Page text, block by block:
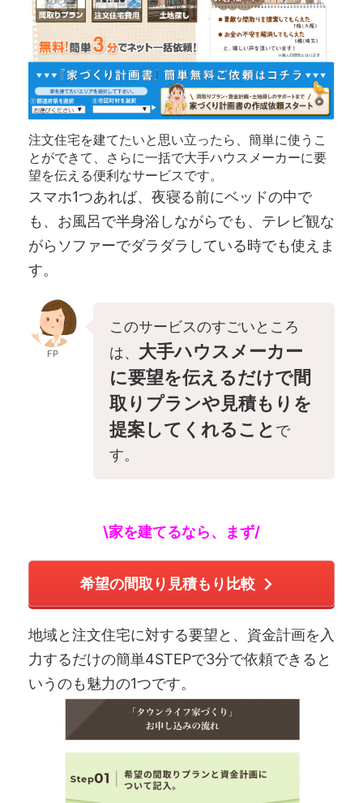
注文住宅を建てたいと思い立ったら、簡単に使うこ
とができて、さらに一括で大手ハウスメーカーに要
望を伝える便利なサービスです。
スマホ1つあれば、夜寝る前にベッドの中で
も、お風呂で半身浴しながらでも、テレビ観な
がらソファーでダラダラしている時でも使えま
す。
FP
このサービスのすごいところ
は、 大手ハウスメーカー
に要望を伝えるだけで間
取りプランや見積もりを
提案してくれること で
す。
\家を建てるなら、まず/
希望の間取り見積もり比較
地域と注文住宅に対する要望と、資金計画を入
力するだけの簡単4STEPで3分で依頼できると
いうのも魅力の1つです。